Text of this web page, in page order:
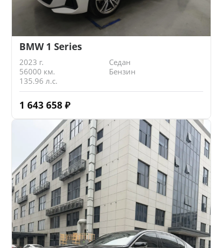
BMW 1 Series
2023 г.
Седан
56000 км.
Бензин
135.96 л.с.
1 643 658 ₽